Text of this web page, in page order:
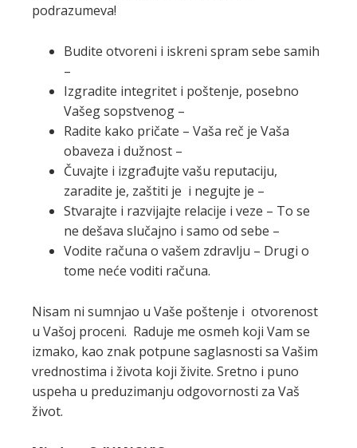
podrazumeva!
Budite otvoreni i iskreni spram sebe samih
–
Izgradite integritet i poštenje, posebno
Vašeg sopstvenog –
Radite kako pričate – Vaša reč je Vaša
obaveza i dužnost –
Čuvajte i izgrađujte vašu reputaciju,
zaradite je, zaštiti je i negujte je –
Stvarajte i razvijajte relacije i veze – To se
ne dešava slučajno i samo od sebe –
Vodite računa o vašem zdravlju – Drugi o
tome neće voditi računa.
Nisam ni sumnjao u Vaše poštenje i otvorenost
u Vašoj proceni. Raduje me osmeh koji Vam se
izmako, kao znak potpune saglasnosti sa Vašim
vrednostima i života koji živite. Sretno i puno
uspeha u preduzimanju odgovornosti za Vaš
život.